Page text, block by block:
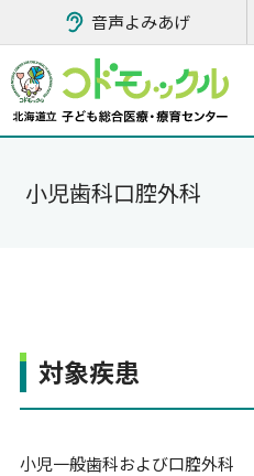
音声よみあげ
小児歯科口腔外科
対象疾患
小児一般歯科および口腔外科